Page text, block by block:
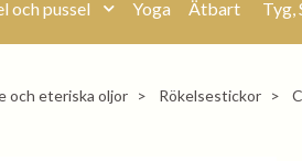
och pussel Yoga Ätbart Tyg,
och eteriska oljor Rökelsestickor